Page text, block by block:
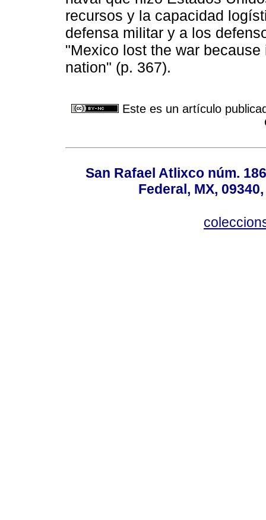
recursos y la capacidad
defensa militar y a los
"Mexico lost the war
nation" (p. 367).
Este es un artículo
San Rafael Atlixco núm.
Federal, MX,